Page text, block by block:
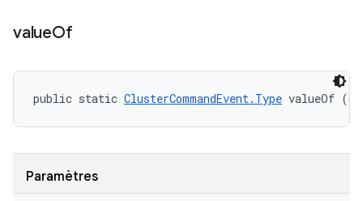
valueOf
public static ClusterCommandEvent.Type valueOf
Paramètres